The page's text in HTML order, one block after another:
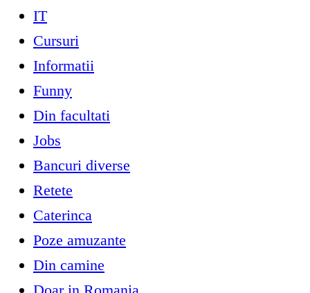
IT
Cursuri
Informatii
Funny
Din facultati
Jobs
Bancuri diverse
Retete
Caterinca
Poze amuzante
Din camine